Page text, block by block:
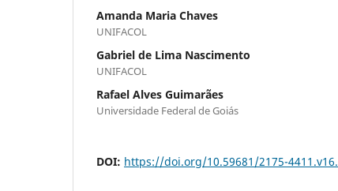
Amanda Maria Chaves
UNIFACOL
Gabriel de Lima Nascimento
UNIFACOL
Rafael Alves Guimarães
Universidade Federal de Goiás
DOI: https://doi.org/10.59681/2175-